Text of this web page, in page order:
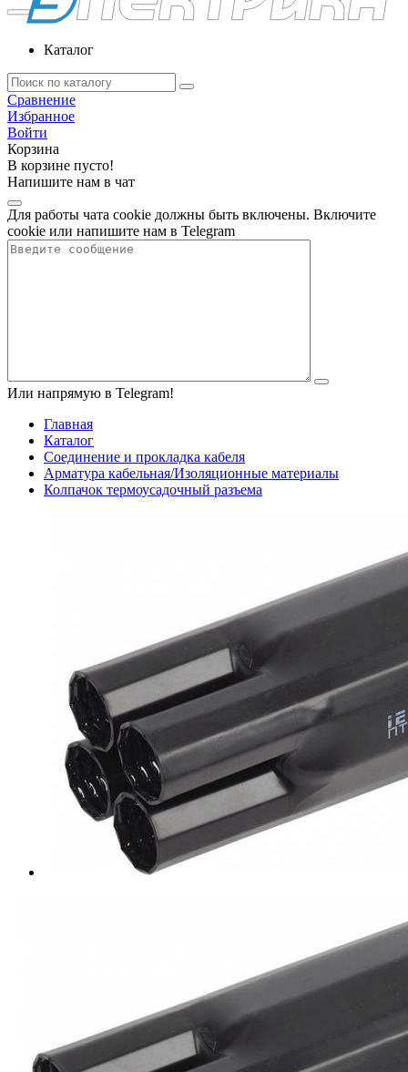
Каталог
Сравнение
Избранное
Войти
Корзина
В корзине пусто!
Напишите нам в чат
Для работы чата cookie должны быть включены. Включите
cookie или напишите нам в Telegram
Или напрямую в Telegram!
Главная
Каталог
Соединение и прокладка кабеля
Арматура кабельная/Изоляционные материалы
Колпачок термоусадочный разъема